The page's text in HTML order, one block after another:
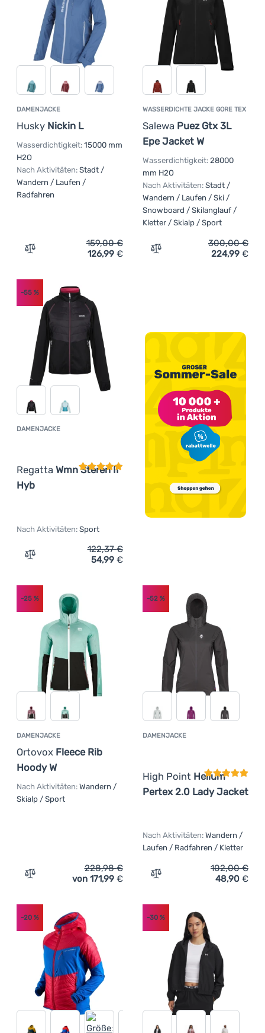
DAMENJACKE
Husky Nickin L
Wasserdichtigkeit: 15000 mm
H2O
Nach Aktivitäten: Stadt /
Wandern / Laufen /
Radfahren
Zum Vergleich 'Damenjacke Husky Nickin L' hinzufügen
159,00€
126,99 €
WASSERDICHTE JACKE GORE TEX
Salewa Puez Gtx 3L
Epe Jacket W
Wasserdichtigkeit: 28000
mm H2O
Nach Aktivitäten: Stadt /
Wandern / Laufen / Ski /
Snowboard / Skilanglauf /
Kletter / Skialp / Sport
Zum Vergleich
300,00€
224,99 €
DAMENJACKE
Regatta Wmn Steren II
Hyb
-55 %
Nach Aktivitäten: Sport
Zum Vergleich 'Damenjacke Regatta Wmn Steren II Hyb'
122,37€
54,99 €
DAMENJACKE
Ortovox Fleece Rib
Hoody W
-25 %
Nach Aktivitäten: Wandern /
Skialp / Sport
Zum Vergleich 'Damenjacke Ortovox Fleece Rib Hoody
228,98€
von 171,99 €
DAMENJACKE
High Point Helium
Pertex 2.0 Lady Jacket
-52%
Nach Aktivitäten: Wandern /
Laufen / Radfahren / Kletter
Zum Vergleich
102,00€
48,90 €
-20 % -30%